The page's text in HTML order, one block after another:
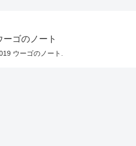
ーゴのノート
ウーゴのノート.